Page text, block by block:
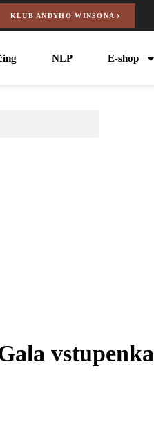
KLUB ANDYHO WINSONA
NLP E-shop
vstupenka